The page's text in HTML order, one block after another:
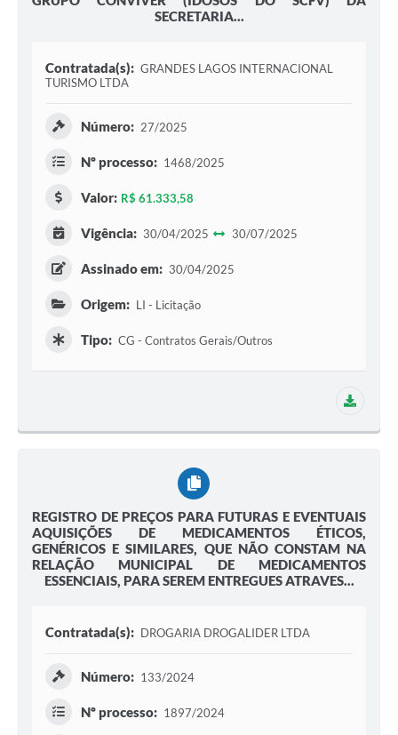
SECRETARIA...
Contratada(s): GRANDES LAGOS INTERNACIONAL
TURISMO LTDA
Número: 27/2025
Nº processo: 1468/2025
Valor: R$ 61.333,58
Vigência: 30/04/2025 30/07/2025
Assinado em: 30/04/2025
Origem: LI - Licitação
Tipo: CG - Contratos Gerais/Outros
REGISTRO DE PREÇOS PARA FUTURAS E EVENTUAIS
AQUISIÇÕES DE MEDICAMENTOS ÉTICOS,
GENÉRICOS E SIMILARES, QUE NÃO CONSTAM NA
RELAÇÃO MUNICIPAL DE MEDICAMENTOS
ESSENCIAIS, PARA SEREM ENTREGUES ATRAVES...
Contratada(s): DROGARIA DROGALIDER LTDA
Número: 133/2024
Nº processo: 1897/2024